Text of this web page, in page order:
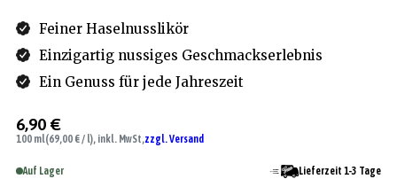
Feiner Haselnusslikör
Einzigartig nussiges Geschmackserlebnis
Ein Genuss für jede Jahreszeit
6,90 €
100 ml(69,00 € / l), inkl. MwSt,zzgl. Versand
Auf Lager Lieferzeit 1-3 Tage